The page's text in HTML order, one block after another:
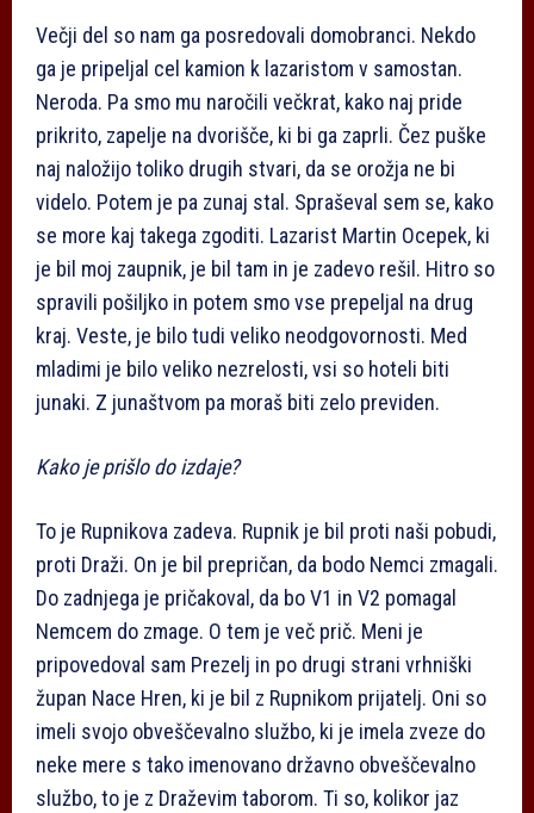
Večji del so nam ga posredovali domobranci. Nekdo
ga je pripeljal cel kamion k lazaristom v samostan.
Neroda. Pa smo mu naročili večkrat, kako naj pride
prikrito, zapelje na dvorišče, ki bi ga zaprli. Čez puške
naj naložijo toliko drugih stvari, da se orožja ne bi
videlo. Potem je pa zunaj stal. Spraševal sem se, kako
se more kaj takega zgoditi. Lazarist Martin Ocepek, ki
je bil moj zaupnik, je bil tam in je zadevo rešil. Hitro so
spravili pošiljko in potem smo vse prepeljal na drug
kraj. Veste, je bilo tudi veliko neodgovornosti. Med
mladimi je bilo veliko nezrelosti, vsi so hoteli biti
junaki. Z junaštvom pa moraš biti zelo previden.
Kako je prišlo do izdaje?
To je Rupnikova zadeva. Rupnik je bil proti naši pobudi,
proti Draži. On je bil prepričan, da bodo Nemci zmagali.
Do zadnjega je pričakoval, da bo V1 in V2 pomagal
Nemcem do zmage. O tem je več prič. Meni je
pripovedoval sam Prezelj in po drugi strani vrhniški
župan Nace Hren, ki je bil z Rupnikom prijatelj. Oni so
imeli svojo obveščevalno službo, ki je imela zveze do
neke mere s tako imenovano državno obveščevalno
službo, to je z Draževim taborom. Ti so, kolikor jaz